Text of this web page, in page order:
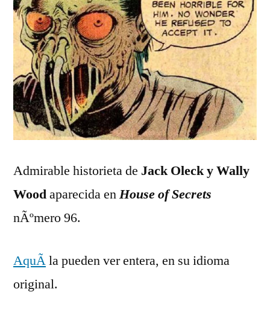
Admirable historieta de Jack Oleck y Wally
Woodaparecida enHouse of Secrets
nÃºmero 96.
AquÃ­la pueden ver entera, en su idioma
original.